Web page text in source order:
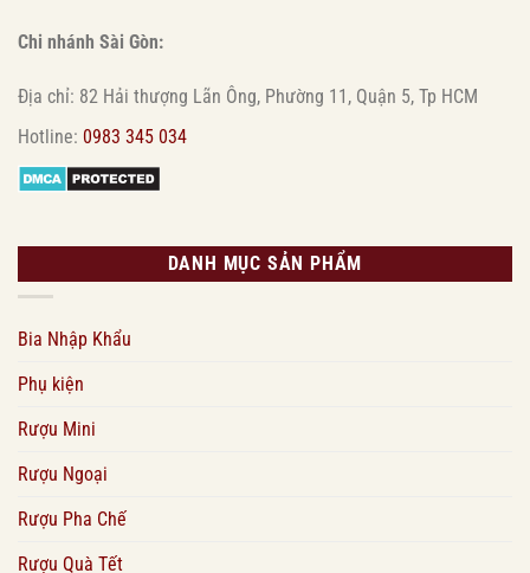
Chi nhánh Sài Gòn:
Địa chỉ: 82 Hải thượng Lãn Ông, Phường 11, Quận 5, Tp HCM
Hotline: 0983 345 034
DANH MỤC SẢN PHẨM
Bia Nhập Khẩu
Phụ kiện
Rượu Mini
Rượu Ngoại
Rượu Pha Chế
Rượu Quà Tết